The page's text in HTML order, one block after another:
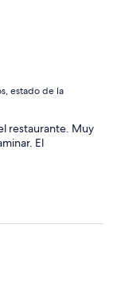
estado de la
restaurante. Muy
El